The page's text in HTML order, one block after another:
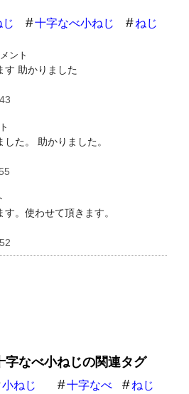
十字なべ小ねじ ねじ
ント
す 助かりました
た。 助かりました。
。使わせて頂きます。
字なべ小ねじの関連タグ
小ねじ 十字なべ ねじ